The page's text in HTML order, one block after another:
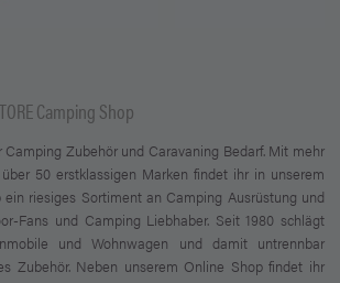
Camping Shop
Camping Zubehör und Caravaning Bedarf. Mit mehr
50 erstklassigen Marken findet ihr in unserem
riesiges Sortiment an Camping Ausrüstung und
Fans und Camping Liebhaber. Seit 1980 schlägt
und Wohnwagen und damit untrennbar
Zubehör. Neben unserem Online Shop findet ihr